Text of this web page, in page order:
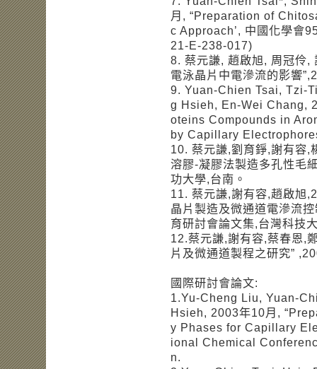
月, “Preparation of
c Approach’, 中國化學會
21-E-238-017)
8. 蔡元謙, 趙啟旭, 周冠伶,
電泳晶片中電滲流的影響
9. Yuan-Chien Tsai, Tzi-
g Hsieh, En-Wei Chang,
oteins Compounds in
by Capillary
10. 蔡元謙,劉育錚,謝有容,
溶膠-凝膠法製造多孔性毛
功大學,台南。
11. 蔡元謙,謝有容,趙啟旭
晶片製造及微通道電滲流
育研討會論文集,台灣科技
12.蔡元謙,謝有容,蔡春恩,
片及微通道製程之研究”
國際研討會論文:
1.Yu-Cheng Liu, Yuan-
Hsieh, 2003年10月,
y Phases for Capillary
ional Chemical
n.